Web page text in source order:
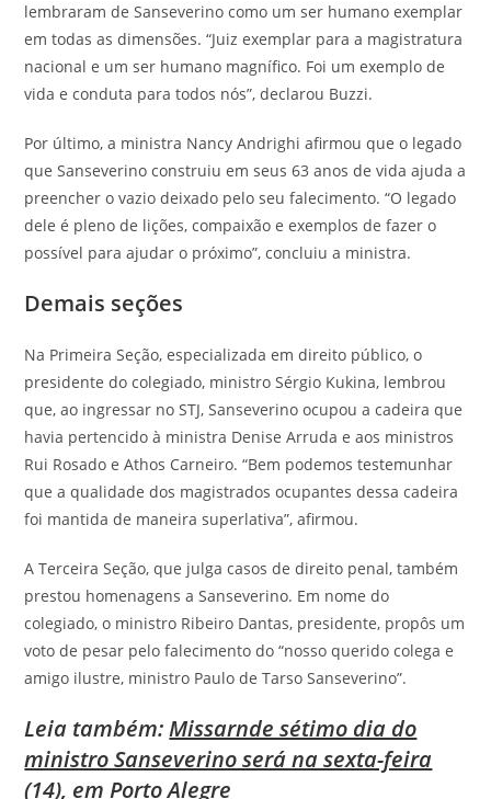
lembraram de Sanseverino como um ser humano exemplar
em todas as dimensões. “Juiz exemplar para a magistratura
nacional e um ser humano magnífico. Foi um exemplo de
vida e conduta para todos nós”, declarou Buzzi.
Por último, a ministra Nancy Andrighi afirmou que o legado
que Sanseverino construiu em seus 63 anos de vida ajuda a
preencher o vazio deixado pelo seu falecimento. “O legado
dele é pleno de lições, compaixão e exemplos de fazer o
possível para ajudar o próximo”, concluiu a ministra.
Demais seções
Na Primeira Seção, especializada em direito público, o
presidente do colegiado, ministro Sérgio Kukina, lembrou
que, ao ingressar no STJ, Sanseverino ocupou a cadeira que
havia pertencido à ministra Denise Arruda e aos ministros
Rui Rosado e Athos Carneiro. “Bem podemos testemunhar
que a qualidade dos magistrados ocupantes dessa cadeira
foi mantida de maneira superlativa”, afirmou.
A Terceira Seção, que julga casos de direito penal, também
prestou homenagens a Sanseverino. Em nome do
colegiado, o ministro Ribeiro Dantas, presidente, propôs um
voto de pesar pelo falecimento do “nosso querido colega e
amigo ilustre, ministro Paulo de Tarso Sanseverino”.
Leia também:Missarnde sétimo dia do
ministro Sanseverino será na sexta-feira
(14), em Porto Alegre